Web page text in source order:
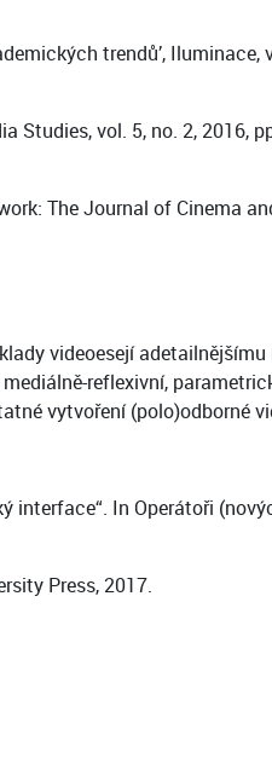
trendů’, Iluminace,
Studies, vol. 5, no. 2, 2016,
The Journal of Cinema
videoesejí
reflexivní,
vytvoření (polo)odborné
In Operátoři
Press, 2017.